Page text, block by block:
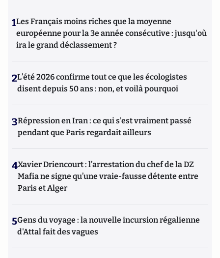
1Les Français moins riches que la moyenne
européenne pour la 3e année consécutive : jusqu'où
ira le grand déclassement ?
2L’été 2026 confirme tout ce que les écologistes
disent depuis 50 ans : non, et voilà pourquoi
3Répression en Iran : ce qui s'est vraiment passé
pendant que Paris regardait ailleurs
4Xavier Driencourt : l’arrestation du chef de la DZ
Mafia ne signe qu’une vraie-fausse détente entre
Paris et Alger
5Gens du voyage : la nouvelle incursion régalienne
d'Attal fait des vagues